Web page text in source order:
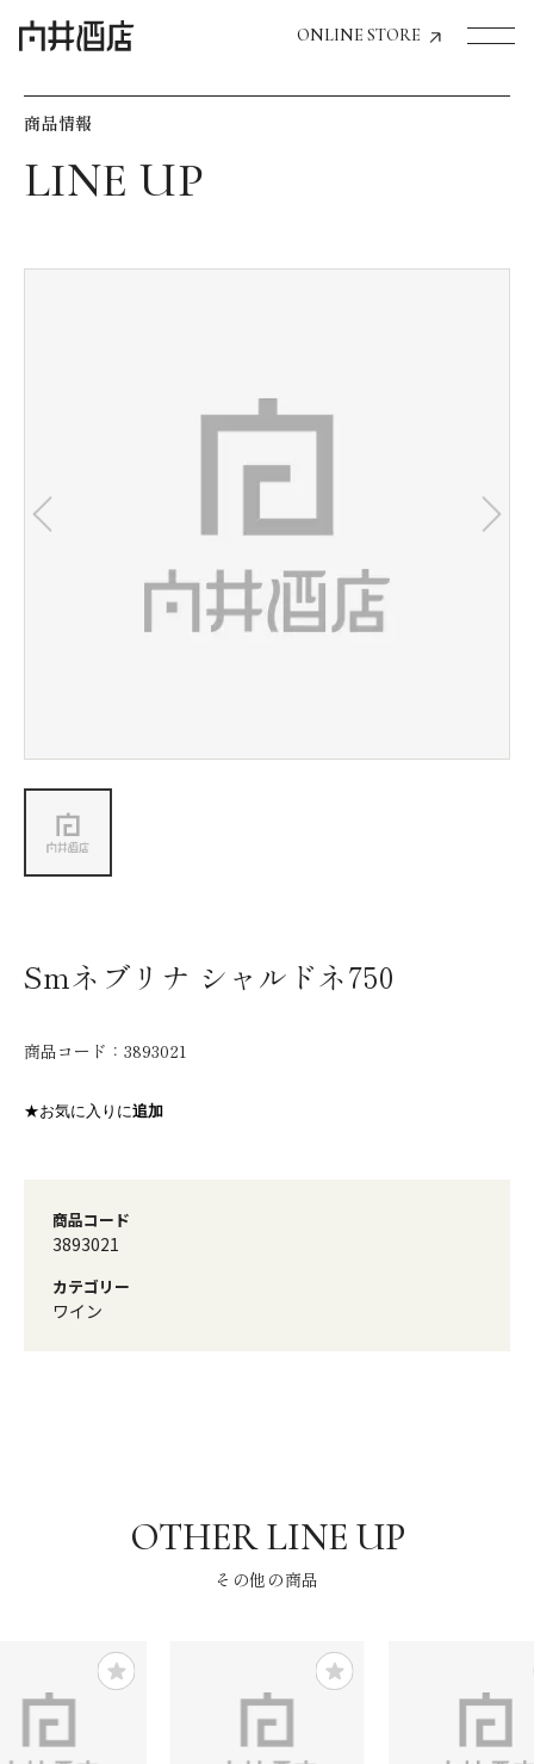
ONLINE STORE
飲食店経営のお客様
お気に入り機能の活用方法
会社情報
商品情報
Smネブリナ シャルドネ750
商品コード： 3893021
★お気に入りに追加
商品コード
3893021
カテゴリー
ワイン
その他の商品